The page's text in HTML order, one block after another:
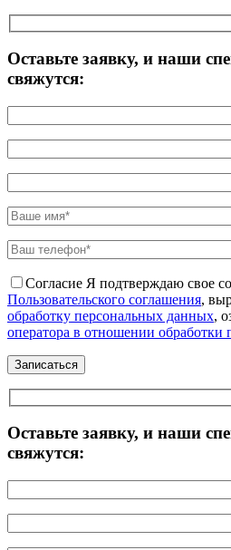
Оставьте заявку, и наши
свяжутся:
Согласие Я подтверждаю свое
Пользовательского соглашения,
обработку персональных данных,
оператора в отношении
Оставьте заявку, и наши
свяжутся: